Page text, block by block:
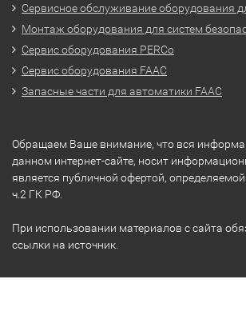
Сервисное обслуживание оборудования
Монтаж оборудования для систем
Сервис оборудования PERCo
Сервис оборудования FAAC
Запасные части для автоматики FAAC
Обращаем Ваше внимание, что вся
данном интернет-сайте, носит
является публичной офертой,
ч.2 ГК РФ.
При использовании материалов с сайта
ссылки на источник.